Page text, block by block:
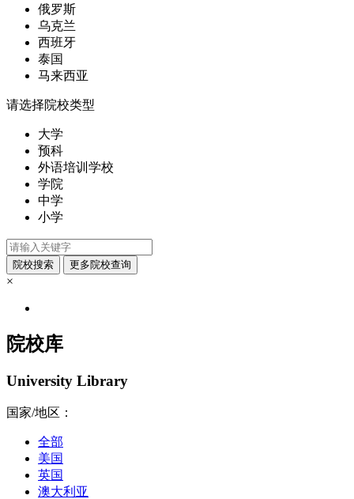
俄罗斯
乌克兰
西班牙
泰国
马来西亚
请选择院校类型
大学
预科
外语培训学校
学院
中学
小学
×
院校库
University Library
国家/地区：
全部
美国
英国
澳大利亚